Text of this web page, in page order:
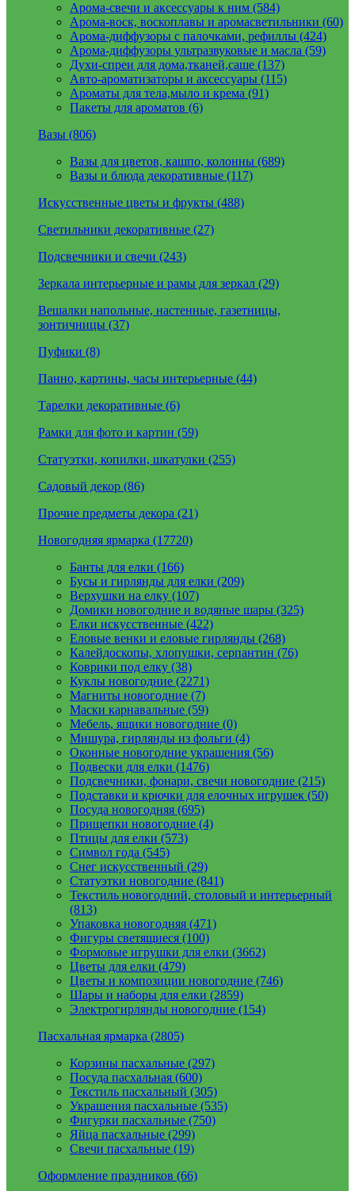
Арома-свечи и аксессуары к ним (584)
Арома-воск, воскоплавы и аромасветильники (60)
Арома-диффузоры с палочками, рефиллы (424)
Арома-диффузоры ультразвуковые и масла (59)
Духи-спреи для дома,тканей,саше (137)
Авто-ароматизаторы и аксессуары (115)
Ароматы для тела,мыло и крема (91)
Пакеты для ароматов (6)
Вазы (806)
Вазы для цветов, кашпо, колонны (689)
Вазы и блюда декоративные (117)
Искусственные цветы и фрукты (488)
Светильники декоративные (27)
Подсвечники и свечи (243)
Зеркала интерьерные и рамы для зеркал (29)
Вешалки напольные, настенные, газетницы,
зонтичницы (37)
Пуфики (8)
Панно, картины, часы интерьерные (44)
Тарелки декоративные (6)
Рамки для фото и картин (59)
Статуэтки, копилки, шкатулки (255)
Садовый декор (86)
Прочие предметы декора (21)
Новогодняя ярмарка (17720)
Банты для елки (166)
Бусы и гирлянды для елки (209)
Верхушки на елку (107)
Домики новогодние и водяные шары (325)
Елки искусственные (422)
Еловые венки и еловые гирлянды (268)
Калейдоскопы, хлопушки, серпантин (76)
Коврики под елку (38)
Куклы новогодние (2271)
Магниты новогодние (7)
Маски карнавальные (59)
Мебель, ящики новогодние (0)
Мишура, гирлянды из фольги (4)
Оконные новогодние украшения (56)
Подвески для елки (1476)
Подсвечники, фонари, свечи новогодние (215)
Подставки и крючки для елочных игрушек (50)
Посуда новогодняя (695)
Прищепки новогодние (4)
Птицы для елки (573)
Символ года (545)
Снег искусственный (29)
Статуэтки новогодние (841)
Текстиль новогодний, столовый и интерьерный
(813)
Упаковка новогодняя (471)
Фигуры светящиеся (100)
Формовые игрушки для елки (3662)
Цветы для елки (479)
Цветы и композиции новогодние (746)
Шары и наборы для елки (2859)
Электрогирлянды новогодние (154)
Пасхальная ярмарка (2805)
Корзины пасхальные (297)
Посуда пасхальная (600)
Текстиль пасхальный (305)
Украшения пасхальные (535)
Фигурки пасхальные (750)
Яйца пасхальные (299)
Свечи пасхальные (19)
Оформление праздников (66)